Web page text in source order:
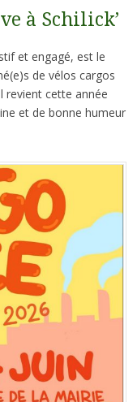
à Schilick’
et engagé, est le
de vélos cargos
revient cette année
et de bonne humeur